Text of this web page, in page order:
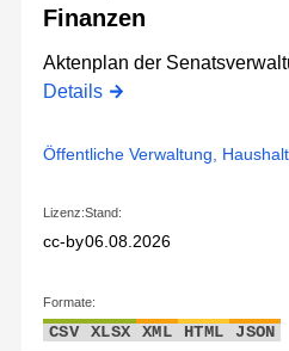
Finanzen
Aktenplan der
Details
Öffentliche Verwaltung,
Lizenz:
cc-by
Stand:
06.08.2026
Formate:
CSV XLSX XML HTML JSON